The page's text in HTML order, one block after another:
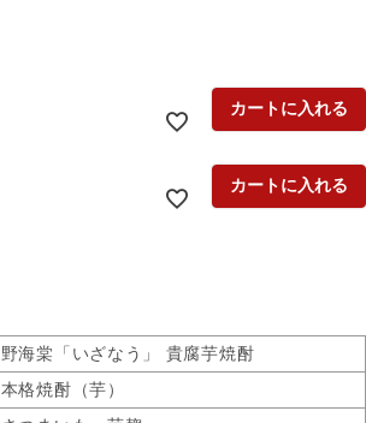
カートに入れる
カートに入れる
野海棠「いざなう」 貴腐芋焼酎
本格焼酎（芋）